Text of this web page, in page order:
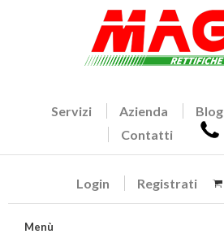
Servizi Azienda Blog
Contatti
Login Registrati
Menù